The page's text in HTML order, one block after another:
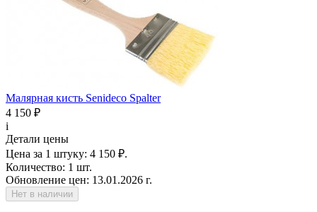
Малярная кисть Senideco Spalter
4 150 ₽
i
Детали цены
Цена за 1 штуку: 4 150 ₽.
Количество: 1 шт.
Обновление цен: 13.01.2026 г.
Нет в наличии